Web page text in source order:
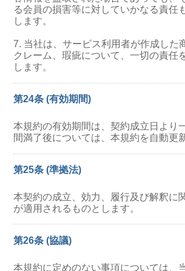
る会員の損害等に対していかなる責任
します。
7. 当社は、サービス利用者が作成した
クレーム、瑕疵について、一切の責任
します。
第24条 (有効期間)
本規約の有効期間は、契約成立日より
間満了後については、本規約を自動更
第25条 (準拠法)
本契約の成立、効力、履行及び解釈に
が適用されるものとします。
第26条 (協議)
本規約に定めのない事項については、